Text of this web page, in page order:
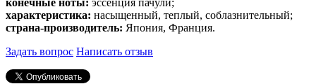
характеристика: насыщенный, теплый, соблазнительный;
страна-производитель: Япония, Франция.
Задать вопрос Написать отзыв